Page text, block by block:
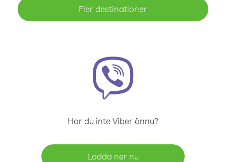
Fler destinationer
Har du inte Viber ännu?
Ladda ner nu